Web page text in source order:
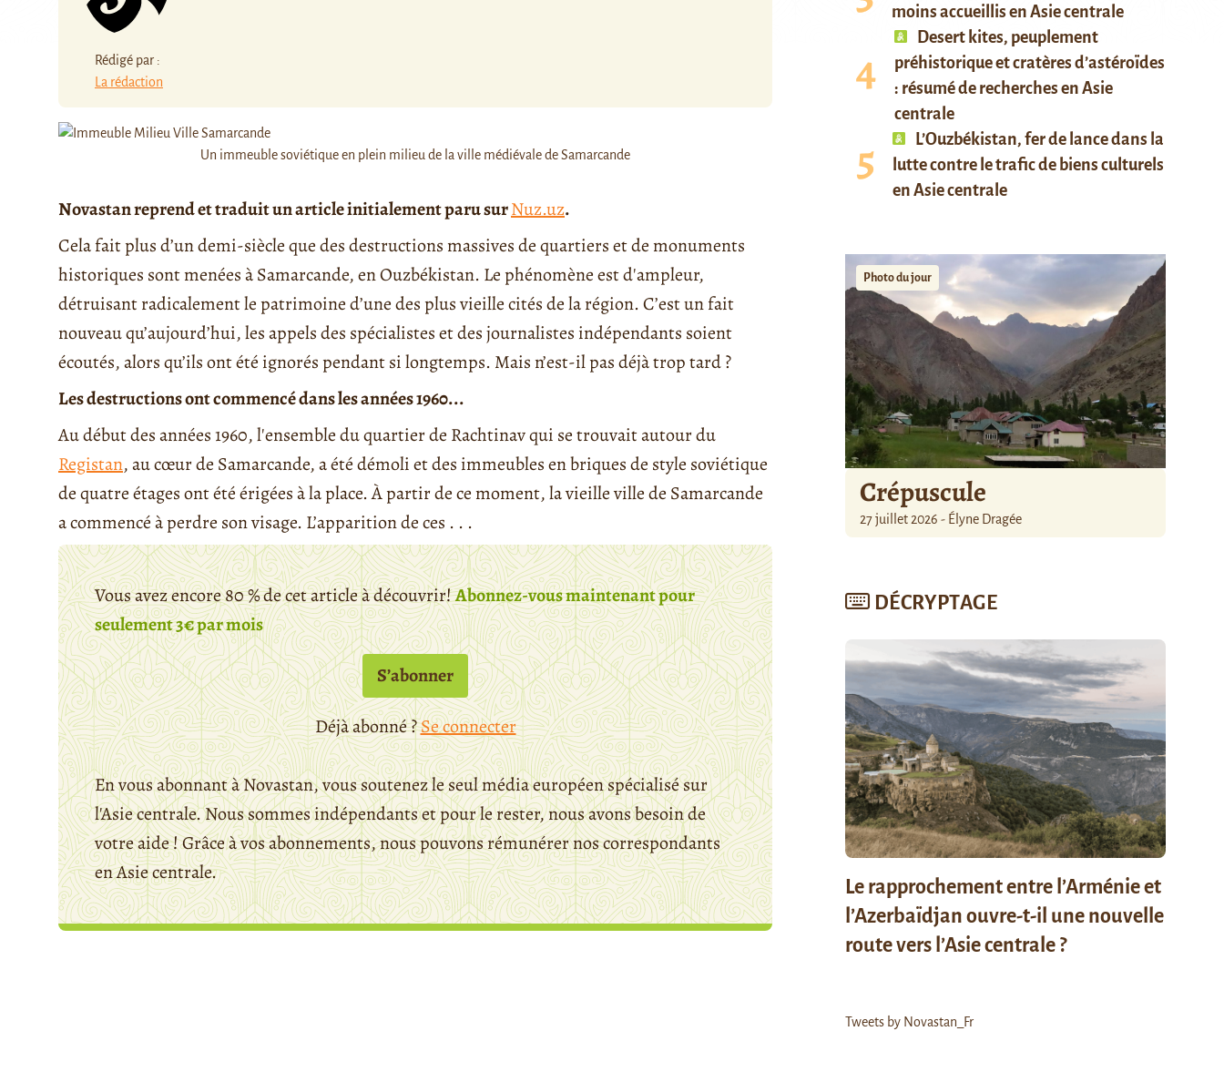
Rédigé par :
La rédaction
Un immeuble soviétique en plein milieu de la ville médiévale de Samarcande
Novastan reprend et traduit un article initialement paru surNuz.uz.
Cela fait plus d’un demi-siècle que des destructions massives de quartiers et de monuments
historiques sont menées à Samarcande, en Ouzbékistan. Le phénomène est d'ampleur,
détruisant radicalement le patrimoine d’une des plus vieille cités de la région. C’est un fait
nouveau qu’aujourd’hui, les appels des spécialistes et des journalistes indépendants soient
écoutés, alors qu’ils ont été ignorés pendant si longtemps. Mais n’est-il pas déjà trop tard ?
Les destructions ont commencé dans les années 1960...
Au début des années 1960, l'ensemble du quartier de Rachtinav qui se trouvait autour du
Registan, au cœur de Samarcande, a été démoli et des immeubles en briques de style soviétique
de quatre étages ont été érigées à la place. À partir de ce moment, la vieille ville de Samarcande
a commencé à perdre son visage. L’apparition de ces . . .
Vous avez encore 80 % de cet article à découvrir!Abonnez-vous maintenant pour
seulement 3€ par mois
S’abonner
Déjà abonné ?Se connecter
En vous abonnant à Novastan, vous soutenez le seul média européen spécialisé sur
l'Asie centrale. Nous sommes indépendants et pour le rester, nous avons besoin de
votre aide ! Grâce à vos abonnements, nous pouvons rémunérer nos correspondants
en Asie centrale.
moins accueillis en Asie centrale
Desert kites, peuplement
préhistorique et cratères d’astéroïdes
: résumé de recherches en Asie
centrale
L’Ouzbékistan, fer de lance dans la
lutte contre le trafic de biens culturels
en Asie centrale
Photo du jour
Crépuscule
27 juillet 2026 - Élyne Dragée
DÉCRYPTAGE
Le rapprochement entre l’Arménie et
l’Azerbaïdjan ouvre-t-il une nouvelle
route vers l’Asie centrale ?
Tweets by Novastan_Fr